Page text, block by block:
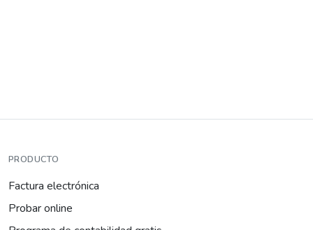
PRODUCTO
Factura electrónica
Probar online